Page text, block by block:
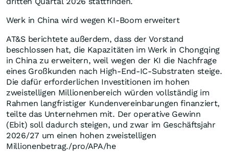
Werk in China wird wegen KI-Boom erweitert
AT&S berichtete außerdem, dass der Vorstand
beschlossen hat, die Kapazitäten im Werk in Chongqing
in China zu erweitern, weil wegen der KI die Nachfrage
eines Großkunden nach High-End-IC-Substraten steige.
Die dafür erforderlichen Investitionen im hohen
zweistelligen Millionenbereich würden vollständig im
Rahmen langfristiger Kundenvereinbarungen finanziert,
teilte das Unternehmen mit. Der operative Gewinn
(Ebit) soll dadurch steigen, und zwar im Geschäftsjahr
2026/27 um einen hohen zweistelligen
Millionenbetrag./pro/APA/he